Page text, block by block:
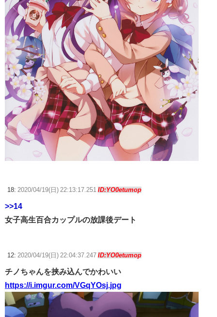
18: 2020/04/19(日) 22:13:17.251 ID:YO0etumop
>>14
女子高生百合カップルの放課後デート
12: 2020/04/19(日) 22:04:37.247 ID:YO0etumop
チノちゃんを挟み込んでかわいい
https://i.imgur.com/VGqYOsj.jpg